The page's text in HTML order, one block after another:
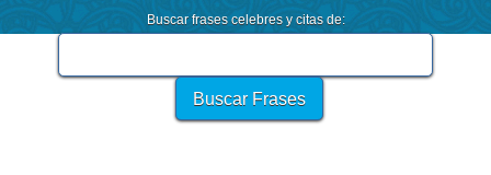
Buscar frases celebres y citas de: